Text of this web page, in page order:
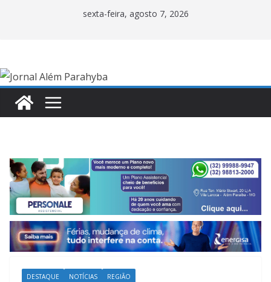
sexta-feira, agosto 7, 2026
DESTAQUE NOTÍCIAS REGIÃO